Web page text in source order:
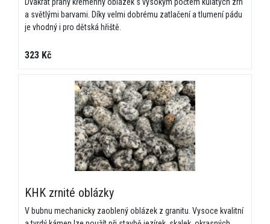
a světlými barvami. Díky velmi dobrému zatlačení a tlumení pádu
je vhodný i pro dětská hřiště.
323 Kč
KHK zrnité oblázky
V bubnu mechanicky zaoblený oblázek z granitu. Vysoce kvalitní
✅ Nezávazná kalkulace zdarma
✅ Odborná konzultace a návrh řešení
E-mail